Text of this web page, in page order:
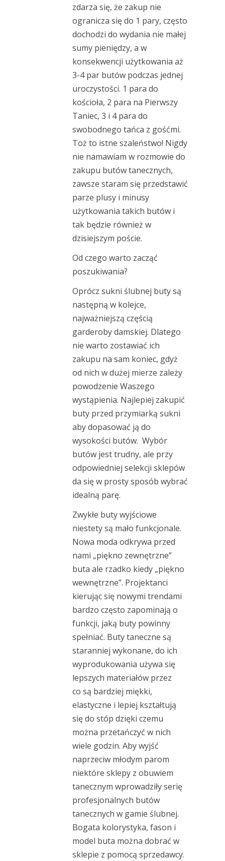
zdarza się, że zakup nie
ogranicza się do 1 pary, często
dochodzi do wydania nie małej
sumy pieniędzy, a w
konsekwencji użytkowania aż
3-4 par butów podczas jednej
uroczystości. 1 para do
kościoła, 2 para na Pierwszy
Taniec, 3 i 4 para do
swobodnego tańca z gośćmi.
Toż to istne szaleństwo! Nigdy
nie namawiam w rozmowie do
zakupu butów tanecznych,
zawsze staram się przedstawić
parze plusy i minusy
użytkowania takich butów i
tak będzie również w
dzisiejszym poście.
Od czego warto zacząć
poszukiwania?
Oprócz sukni ślubnej buty są
następną w kolejce,
najważniejszą częścią
garderoby damskiej. Dlatego
nie warto zostawiać ich
zakupu na sam koniec, gdyż
od nich w dużej mierze zależy
powodzenie Waszego
wystąpienia. Najlepiej zakupić
buty przed przymiarką sukni
aby dopasować ją do
wysokości butów. Wybór
butów jest trudny, ale przy
odpowiedniej selekcji sklepów
da się w prosty sposób wybrać
idealną parę.
Zwykłe buty wyjściowe
niestety są mało funkcjonale.
Nowa moda odkrywa przed
nami „piękno zewnętrzne”
buta ale rzadko kiedy „piękno
wewnętrzne”. Projektanci
kierując się nowymi trendami
bardzo często zapominają o
funkcji, jaką buty powinny
spełniać. Buty taneczne są
staranniej wykonane, do ich
wyprodukowania używa się
lepszych materiałów przez
co są bardziej miękki,
elastyczne i lepiej kształtują
się do stóp dzięki czemu
można przetańczyć w nich
wiele godzin. Aby wyjść
naprzeciw młodym parom
niektóre sklepy z obuwiem
tanecznym wprowadziły serię
profesjonalnych butów
tanecznych w gamie ślubnej.
Bogata kolorystyka, fason i
model buta można dobrać w
sklepie z pomocą sprzedawcy.